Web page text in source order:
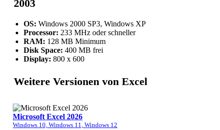
2003
OS: Windows 2000 SP3, Windows XP
Processor: 233 MHz oder schneller
RAM: 128 MB Minimum
Disk Space: 400 MB frei
Display: 800 x 600
Weitere Versionen von Excel
Microsoft Excel 2026
Windows 10, Windows 11, Windows 12